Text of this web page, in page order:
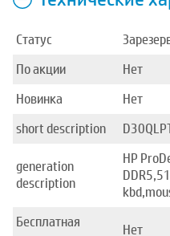
Статус
По акции
Нет
Новинка
Нет
short description
generation
description
HP
Бесплатная
Нет